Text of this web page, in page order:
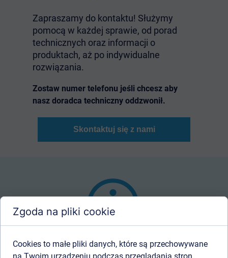
Zapraszamy do kontaktu! Służymy
pomocą w każdej sprawie, od porad
technicznych oraz informacji o
produktach, aż po indywidualne
rozwiązania.
Zostaw numer telefonu jeśli chcesz aby
nasz doradca techniczny oddzwonił.
Skontaktuj się z nami
Zgoda na pliki cookie
Cookies to małe pliki danych, które są przechowywane